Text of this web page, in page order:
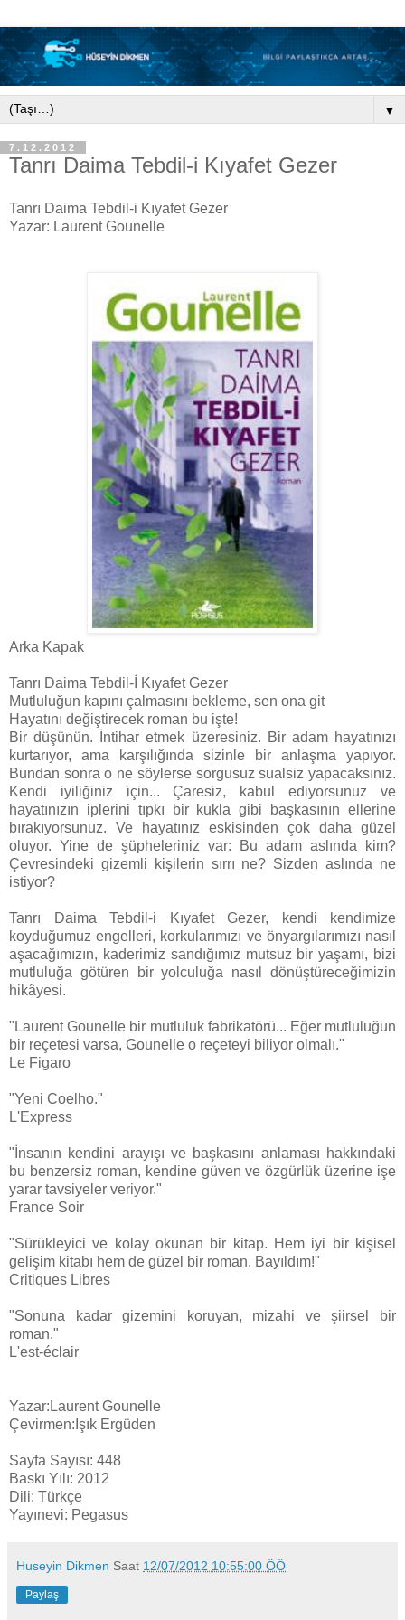
▼
7.12.2012
Tanrı Daima Tebdil-i Kıyafet Gezer
Tanrı Daima Tebdil-i Kıyafet Gezer
Yazar: Laurent Gounelle
Arka Kapak
Tanrı Daima Tebdil-İ Kıyafet Gezer
Mutluluğun kapını çalmasını bekleme, sen ona git
Hayatını değiştirecek roman bu işte!
Bir düşünün. İntihar etmek üzeresiniz. Bir adam hayatınızı
kurtarıyor, ama karşılığında sizinle bir anlaşma yapıyor.
Bundan sonra o ne söylerse sorgusuz sualsiz yapacaksınız.
Kendi iyiliğiniz için... Çaresiz, kabul ediyorsunuz ve
hayatınızın iplerini tıpkı bir kukla gibi başkasının ellerine
bırakıyorsunuz. Ve hayatınız eskisinden çok daha güzel
oluyor. Yine de şüpheleriniz var: Bu adam aslında kim?
Çevresindeki gizemli kişilerin sırrı ne? Sizden aslında ne
istiyor?
Tanrı Daima Tebdil-i Kıyafet Gezer, kendi kendimize
koyduğumuz engelleri, korkularımızı ve önyargılarımızı nasıl
aşacağımızın, kaderimiz sandığımız mutsuz bir yaşamı, bizi
mutluluğa götüren bir yolculuğa nasıl dönüştüreceğimizin
hikâyesi.
"Laurent Gounelle bir mutluluk fabrikatörü... Eğer mutluluğun
bir reçetesi varsa, Gounelle o reçeteyi biliyor olmalı."
Le Figaro
"Yeni Coelho."
L'Express
"İnsanın kendini arayışı ve başkasını anlaması hakkındaki
bu benzersiz roman, kendine güven ve özgürlük üzerine işe
yarar tavsiyeler veriyor."
France Soir
"Sürükleyici ve kolay okunan bir kitap. Hem iyi bir kişisel
gelişim kitabı hem de güzel bir roman. Bayıldım!"
Critiques Libres
"Sonuna kadar gizemini koruyan, mizahi ve şiirsel bir
roman."
L'est-éclair
Yazar:Laurent Gounelle
Çevirmen:Işık Ergüden
Sayfa Sayısı: 448
Baskı Yılı: 2012
Dili: Türkçe
Yayınevi: Pegasus
Huseyin Dikmen Saat 12/07/2012 10:55:00 ÖÖ
Paylaş